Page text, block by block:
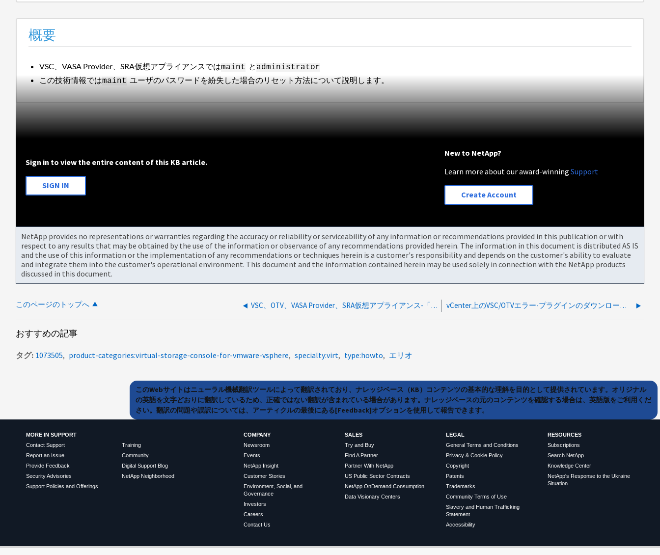
概要
VSC、VASA Provider、SRA仮想アプライアンスではmaint と administrator
この技術情報ではmaint ユーザのパスワードを紛失した場合のリセット方法について説明します。
Sign in to view the entire content of this KB article.
SIGN IN
New to NetApp?
Learn more about our award-winningSupport
Create Account
NetApp provides no representations or warranties regarding the accuracy or reliability or serviceability of any information or recommendations provided in this publication or with
respect to any results that may be obtained by the use of the information or observance of any recommendations provided herein. The information in this document is distributed AS IS
and the use of this information or the implementation of any recommendations or techniques herein is a customer's responsibility and depends on the customer's ability to evaluate
and integrate them into the customer's operational environment. This document and the information contained herein may be used solely in connection with the NetApp products
discussed in this document.
このページのトップへ VSC、OTV、VASA Provider、SRA仮想アプライアンス-「管理者」パスワードのリセット方法 vCenter上のVSC/OTVエラー-プラグインのダウンロードエラー。URLが到達可能で、登録されているサムプリントが正しいことを確認します
おすすめの記事
タグ 1073505 product-categories:virtual-storage-console-for-vmware-vsphere specialty:virt type:howto エリオ
このWebサイトはニューラル機械翻訳ツールによって翻訳されており、ナレッジベース（KB）コンテンツの基本的な理解を目的として提供されています。オリジナル
の英語を文字どおりに翻訳しているため、正確ではない翻訳が含まれている場合があります。ナレッジベースの元のコンテンツを確認する場合は、英語版をご利用くだ
さい。翻訳の問題や誤訳については、アーティクルの最後にある[Feedback]オプションを使用して報告できます。
MORE IN SUPPORT
Contact Support
Report an Issue
Provide Feedback
Security Advisories
Support Policies and Offerings
Training
Community
Digital Support Blog
NetApp Neighborhood
COMPANY
Newsroom
Events
NetApp Insight
Customer Stories
Environment, Social, and
Governance
Investors
Careers
Contact Us
SALES
Try and Buy
Find A Partner
Partner With NetApp
US Public Sector Contracts
NetApp OnDemand Consumption
Data Visionary Centers
LEGAL
General Terms and Conditions
Privacy & Cookie Policy
Copyright
Patents
Trademarks
Community Terms of Use
Slavery and Human Trafficking
Statement
Accessibility
RESOURCES
Subscriptions
Search NetApp
Knowledge Center
NetApp's Response to the Ukraine
Situation